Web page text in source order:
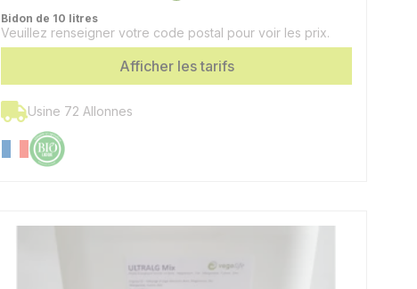
Bidon de 10 litres
Veuillez renseigner votre code postal pour voir les prix.
Afficher les tarifs
Usine 72 Allonnes